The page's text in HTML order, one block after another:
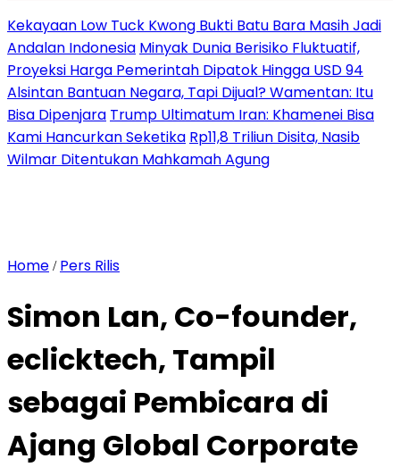
Kekayaan Low Tuck Kwong Bukti Batu Bara Masih Jadi
Andalan Indonesia Minyak Dunia Berisiko Fluktuatif,
Proyeksi Harga Pemerintah Dipatok Hingga USD 94
Alsintan Bantuan Negara, Tapi Dijual? Wamentan: Itu
Bisa Dipenjara Trump Ultimatum Iran: Khamenei Bisa
Kami Hancurkan Seketika Rp11,8 Triliun Disita, Nasib
Wilmar Ditentukan Mahkamah Agung
Home / Pers Rilis
Simon Lan, Co-founder,
eclicktech, Tampil
sebagai Pembicara di
Ajang Global Corporate